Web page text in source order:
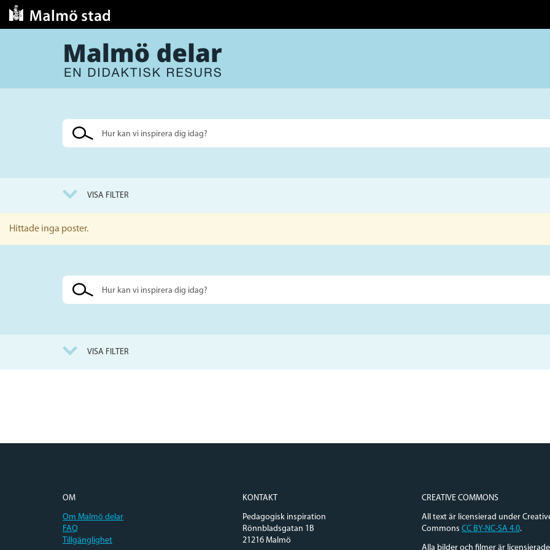
Sök
VISA FILTER
Hittade inga poster.
Sök
VISA FILTER
OM
Om Malmö delar
FAQ
Tillgänglighet
KONTAKT
Pedagogisk inspiration
Rönnbladsgatan 1B
21216 Malmö
CREATIVE COMMONS
All text är licensierad under
Commons CC BY-NC-SA 4.0.
Alla bilder och filmer är